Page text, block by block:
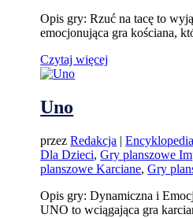
Opis gry: Rzuć na tacę to
emocjonująca gra kościana,
Czytaj więcej
Uno
przezRedakcja |
Dla Dzieci,Gry planszowe
planszowe Karciane,Gry
Opis gry: Dynamiczna i
UNO to wciągająca gra